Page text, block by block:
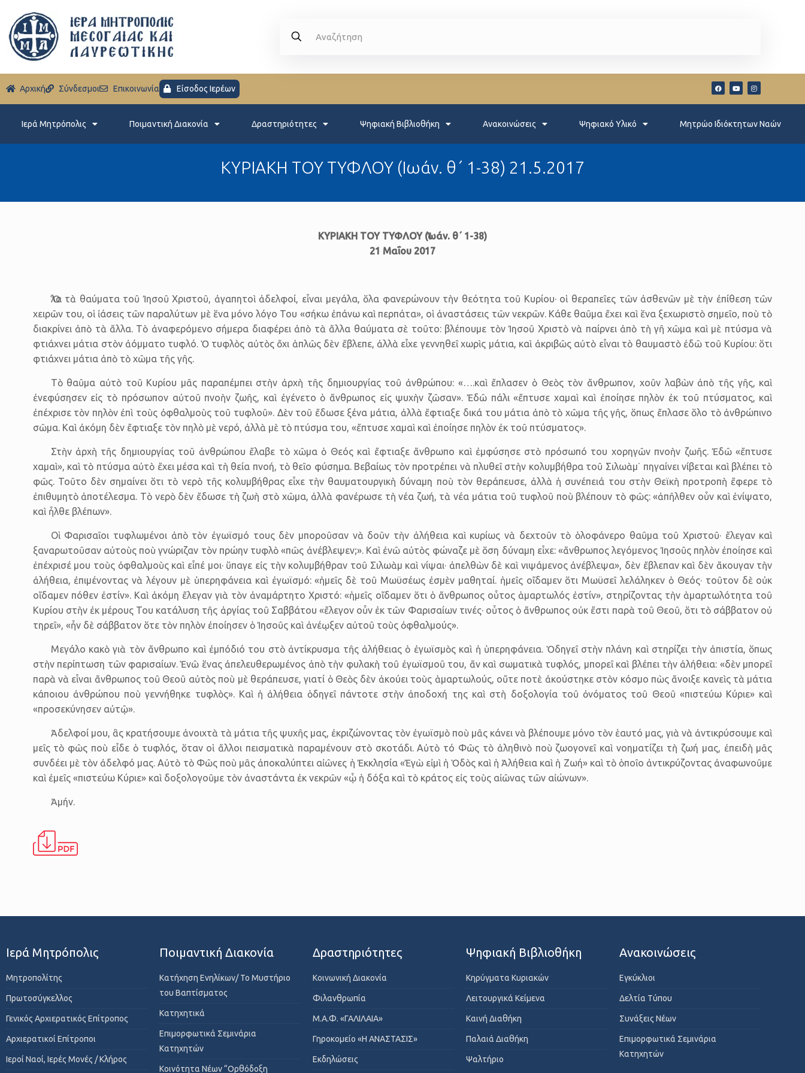
Aρχική Σύνδεσμοι Eπικοινωνία Είσοδος Ιερέων
Ιερά Μητρόπολις Ποιμαντική Διακονία Δραστηριότητες Ψηφιακή Βιβλιοθήκη Ανακοινώσεις Ψηφιακό Υλικό Μητρώο Ιδιόκτητων Ναών
ΚΥΡΙΑΚΗ ΤΟΥ ΤΥΦΛΟΥ (Ιωάν. θ΄ 1-38) 21.5.2017
ΚΥΡΙΑΚΗ ΤΟΥ ΤΥΦΛΟΥ (Ἰωάν. θ΄ 1-38)
21 Μαΐου 2017
Ὅλα τὰ θαύματα τοῦ Ἰησοῦ Χριστοῦ, ἀγαπητοὶ ἀδελφοί, εἶναι μεγάλα, ὅλα φανερώνουν τὴν θεότητα τοῦ Κυρίου· οἱ θεραπεῖες τῶν ἀσθενῶν μὲ τὴν ἐπίθεση τῶν
χειρῶν του, οἱ ἰάσεις τῶν παραλύτων μὲ ἕνα μόνο λόγο Του «σήκω ἐπάνω καὶ περπάτα», οἱ ἀναστάσεις τῶν νεκρῶν. Κάθε θαῦμα ἔχει καὶ ἕνα ξεχωριστὸ σημεῖο, ποὺ τὸ
διακρίνει ἀπὸ τὰ ἄλλα. Τὸ ἀναφερόμενο σήμερα διαφέρει ἀπὸ τὰ ἄλλα θαύματα σὲ τοῦτο: βλέπουμε τὸν Ἰησοῦ Χριστὸ νὰ παίρνει ἀπὸ τὴ γῆ χῶμα καὶ μὲ πτύσμα νὰ
φτιάχνει μάτια στὸν ἀόμματο τυφλό. Ὁ τυφλὸς αὐτὸς ὄχι ἁπλῶς δὲν ἔβλεπε, ἀλλὰ εἶχε γεννηθεῖ χωρὶς μάτια, καὶ ἀκριβῶς αὐτὸ εἶναι τὸ θαυμαστὸ ἐδῶ τοῦ Κυρίου: ὅτι
φτιάχνει μάτια ἀπὸ τὸ χῶμα τῆς γῆς.
Τὸ θαῦμα αὐτὸ τοῦ Κυρίου μᾶς παραπέμπει στὴν ἀρχὴ τῆς δημιουργίας τοῦ ἀνθρώπου: «….καὶ ἔπλασεν ὁ Θεὸς τὸν ἄνθρωπον, χοῦν λαβὼν ἀπὸ τῆς γῆς, καὶ
ἐνεφύσησεν εἰς τὸ πρόσωπον αὐτοῦ πνοὴν ζωῆς, καὶ ἐγένετο ὁ ἄνθρωπος εἰς ψυχὴν ζῶσαν». Ἐδῶ πάλι «ἔπτυσε χαμαὶ καὶ ἐποίησε πηλὸν ἐκ τοῦ πτύσματος, καὶ
ἐπέχρισε τὸν πηλὸν ἐπὶ τοὺς ὀφθαλμοὺς τοῦ τυφλοῦ». Δὲν τoῦ ἔδωσε ξένα μάτια, ἀλλὰ ἔφτιαξε δικά του μάτια ἀπὸ τὸ χῶμα τῆς γῆς, ὅπως ἔπλασε ὅλο τὸ ἀνθρώπινο
σῶμα. Καὶ ἀκόμη δὲν ἔφτιαξε τὸν πηλὸ μὲ νερό, ἀλλὰ μὲ τὸ πτύσμα του, «ἔπτυσε χαμαὶ καὶ ἐποίησε πηλὸν ἐκ τοῦ πτύσματος».
Στὴν ἀρχὴ τῆς δημιουργίας τοῦ ἀνθρώπου ἔλαβε τὸ χῶμα ὁ Θεός καὶ ἔφτιαξε ἄνθρωπο καὶ ἐμφύσησε στὸ πρόσωπό του χορηγῶν πνοὴν ζωῆς. Ἐδῶ «ἔπτυσε
χαμαὶ», καὶ τὸ πτύσμα αὐτὸ ἔχει μέσα καὶ τὴ θεία πνοή, τὸ θεῖο φύσημα. Βεβαίως τὸν προτρέπει νὰ πλυθεῖ στὴν κολυμβήθρα τοῦ Σιλωὰμ˙ πηγαίνει νίβεται καὶ βλέπει τὸ
φῶς. Τοῦτο δὲν σημαίνει ὅτι τὸ νερὸ τῆς κολυμβήθρας εἶχε τὴν θαυματουργικὴ δύναμη ποὺ τὸν θεράπευσε, ἀλλὰ ἡ συνέπειά του στὴν Θεϊκὴ προτροπὴ ἔφερε τὸ
ἐπιθυμητὸ ἀποτέλεσμα. Τὸ νερὸ δὲν ἔδωσε τὴ ζωὴ στὸ χῶμα, ἀλλὰ φανέρωσε τὴ νέα ζωή, τὰ νέα μάτια τοῦ τυφλοῦ ποὺ βλέπουν τὸ φῶς: «ἀπῆλθεν οὖν καὶ ἐνίψατο,
καὶ ἦλθε βλέπων».
Οἱ Φαρισαῖοι τυφλωμένοι ἀπὸ τὸν ἐγωϊσμό τους δὲν μποροῦσαν νὰ δοῦν τὴν ἀλήθεια καὶ κυρίως νὰ δεχτοῦν τὸ ὁλοφάνερο θαῦμα τοῦ Χριστοῦ· ἔλεγαν καὶ
ξαναρωτοῦσαν αὐτοὺς ποὺ γνώριζαν τὸν πρώην τυφλὸ «πῶς ἀνέβλεψεν;». Καὶ ἐνῶ αὐτὸς φώναζε μὲ ὅση δύναμη εἶχε: «ἄνθρωπος λεγόμενος Ἰησοῦς πηλὸν ἐποίησε καὶ
ἐπέχρισέ μου τοὺς ὀφθαλμοὺς καὶ εἶπέ μοι· ὕπαγε εἰς τὴν κολυμβήθραν τοῦ Σιλωὰμ καὶ νίψαι· ἀπελθὼν δὲ καὶ νιψάμενος ἀνέβλεψα», δὲν ἔβλεπαν καὶ δὲν ἄκουγαν τὴν
ἀλήθεια, ἐπιμένοντας νὰ λέγουν μὲ ὑπερηφάνεια καὶ ἐγωϊσμό: «ἡμεῖς δὲ τοῦ Μωϋσέως ἐσμὲν μαθηταί. ἡμεῖς οἴδαμεν ὅτι Μωϋσεῖ λελάληκεν ὁ Θεός· τοῦτον δὲ οὐκ
οἴδαμεν πόθεν ἐστίν». Καὶ ἀκόμη ἔλεγαν γιὰ τὸν ἀναμάρτητο Χριστό: «ἡμεῖς οἴδαμεν ὅτι ὁ ἄνθρωπος οὗτος ἁμαρτωλός ἐστίν», στηρίζοντας τὴν ἁμαρτωλότητα τοῦ
Κυρίου στὴν ἐκ μέρους Του κατάλυση τῆς ἀργίας τοῦ Σαββάτου «ἔλεγον οὖν ἐκ τῶν Φαρισαίων τινές· οὗτος ὁ ἄνθρωπος οὐκ ἔστι παρὰ τοῦ Θεοῦ, ὅτι τὸ σάββατον οὐ
τηρεῖ», «ἦν δὲ σάββατον ὅτε τὸν πηλὸν ἐποίησεν ὁ Ἰησοῦς καὶ ἀνέῳξεν αὐτοῦ τοὺς ὀφθαλμούς».
Μεγάλο κακὸ γιὰ τὸν ἄνθρωπο καὶ ἐμπόδιό του στὸ ἀντίκρυσμα τῆς ἀλήθειας ὁ ἐγωϊσμὸς καὶ ἡ ὑπερηφάνεια. Ὁδηγεῖ στὴν πλάνη καὶ στηρίζει τὴν ἀπιστία, ὅπως
στὴν περίπτωση τῶν φαρισαίων. Ἑνῶ ἕνας ἀπελευθερωμένος ἀπὸ τὴν φυλακὴ τοῦ ἐγωϊσμοῦ του, ἄν καὶ σωματικὰ τυφλός, μπορεῖ καὶ βλέπει τὴν ἀλήθεια: «δὲν μπορεῖ
παρὰ νὰ εἶναι ἄνθρωπος τοῦ Θεοῦ αὐτὸς ποὺ μὲ θεράπευσε, γιατί ὁ Θεὸς δὲν ἀκούει τοὺς ἁμαρτωλούς, οὔτε ποτὲ ἀκούστηκε στὸν κόσμο πὼς ἄνοιξε κανεὶς τὰ μάτια
κάποιου ἀνθρώπου ποὺ γεννήθηκε τυφλὸς». Καὶ ἡ ἀλήθεια ὁδηγεῖ πάντοτε στὴν ἀποδοχή της καὶ στὴ δοξολογία τοῦ ὀνόματος τοῦ Θεοῦ «πιστεύω Κύριε» καὶ
«προσεκύνησεν αὐτῷ».
Ἀδελφοί μου, ἂς κρατήσουμε ἀνοιχτὰ τὰ μάτια τῆς ψυχῆς μας, ἐκριζώνοντας τὸν ἐγωϊσμὸ ποὺ μᾶς κάνει νὰ βλέπουμε μόνο τὸν ἑαυτό μας, γιὰ νὰ ἀντικρύσουμε καὶ
μεῖς τὸ φῶς ποὺ εἶδε ὁ τυφλός, ὅταν οἱ ἄλλοι πεισματικὰ παραμένουν στὸ σκοτάδι. Αὐτὸ τό Φῶς τὸ ἀληθινὸ ποὺ ζωογονεῖ καὶ νοηματίζει τὴ ζωή μας, ἐπειδὴ μᾶς
συνδέει μὲ τὸν ἀδελφό μας. Αὐτὸ τὸ Φῶς ποὺ μᾶς ἀποκαλύπτει αἰῶνες ἡ Ἐκκλησία «Ἐγὼ εἰμὶ ἡ Ὁδὸς καὶ ἡ Ἀλήθεια καὶ ἡ Ζωή» καὶ τὸ ὁποῖο ἀντικρύζοντας ἀναφωνοῦμε
καὶ ἐμεῖς «πιστεύω Κύριε» καὶ δοξολογοῦμε τὸν ἀναστάντα ἐκ νεκρῶν «ᾧ ἡ δόξα καὶ τὸ κράτος εἰς τοὺς αἰῶνας τῶν αἰώνων».
Ἀμήν.
Ιερά Μητρόπολις
Μητροπολίτης
Πρωτοσύγκελλος
Γενικός Αρχιερατικός Επίτροπος
Αρχιερατικοί Επίτροποι
Ιεροί Ναοί, Ιερές Μονές / Κλήρος
Ποιμαντική Διακονία
Κατήχηση Ενηλίκων/ Το Μυστήριο
του Βαπτίσματος
Κατηχητικά
Επιμορφωτικά Σεμινάρια
Κατηχητών
Κοινότητα Νέων “Ορθόδοξη
Δραστηριότητες
Κοινωνική Διακονία
Φιλανθρωπία
Μ.Α.Φ. «ΓΑΛΙΛΑΙΑ»
Γηροκομείο «Η ΑΝΑΣΤΑΣΙΣ»
Εκδηλώσεις
Ψηφιακή Βιβλιοθήκη
Κηρύγματα Κυριακών
Λειτουργικά Κείμενα
Καινή Διαθήκη
Παλαιά Διαθήκη
Ψαλτήριο
Ανακοινώσεις
Εγκύκλιοι
Δελτία Τύπου
Συνάξεις Νέων
Επιμορφωτικά Σεμινάρια
Κατηχητών